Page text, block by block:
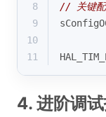
8
// 关键配
9
10
11
4. 进阶调